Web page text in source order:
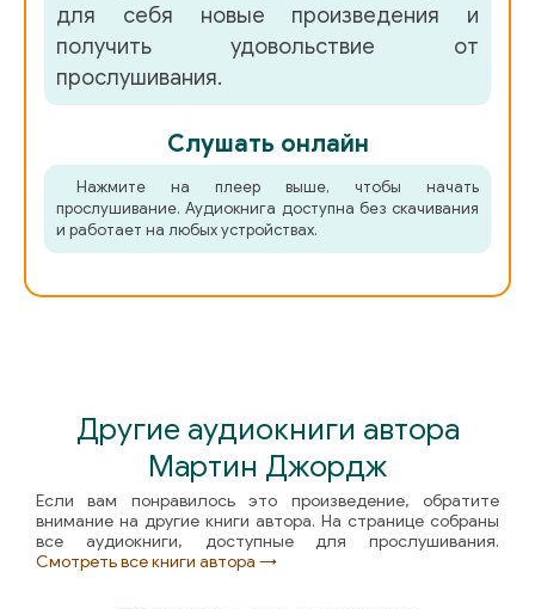
053
055
057
058
059
062
064
для себя новые произведения и
получить удовольствие от
прослушивания.
Слушать онлайн
Нажмите на плеер выше, чтобы начать
прослушивание. Аудиокнига доступна без скачивания
и работает на любых устройствах.
Другие аудиокниги автора
Мартин Джордж
Если вам понравилось это произведение, обратите
внимание на другие книги автора. На странице собраны
все аудиокниги, доступные для прослушивания.
Смотреть все книги автора →